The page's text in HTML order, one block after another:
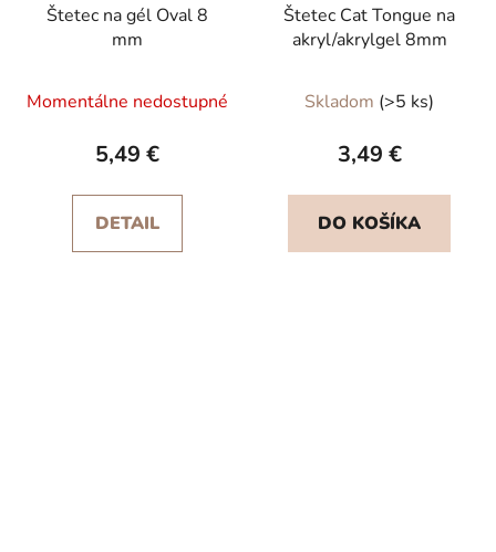
Štetec na gél Oval 8
mm
Momentálne nedostupné
5,49 €
DETAIL
Štetec Cat Tongue na
akryl/akrylgel 8mm
Skladom (>5 ks)
3,49 €
DO KOŠÍKA